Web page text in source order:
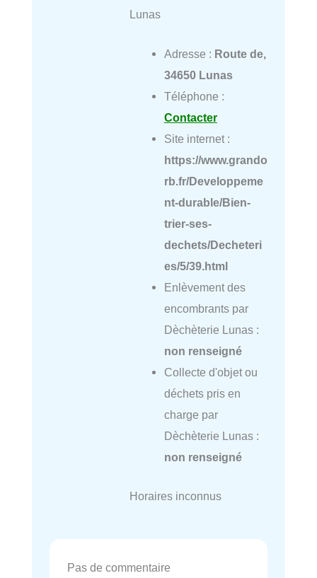
Lunas
Adresse : Route de,
34650 Lunas
Téléphone :
Contacter
Site internet :
https://www.grando
rb.fr/Developpeme
nt-durable/Bien-
trier-ses-
dechets/Decheteri
es/5/39.html
Enlèvement des
encombrants par
Dèchèterie Lunas :
non renseigné
Collecte d'objet ou
déchets pris en
charge par
Dèchèterie Lunas :
non renseigné
Horaires inconnus
Pas de commentaire